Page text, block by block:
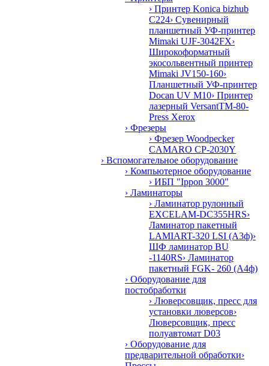
› Принтер Konica bizhub
C224› Сувенирный
планшетный УФ-принтер
Mimaki UJF-3042FX›
Широкоформатный
экосольвентный принтер
Mimaki JV150-160›
Планшетный УФ-принтер
Docan UV M10› Принтер
лазерный VersantTM-80-
Press Xerox
› Фрезеры
› Фрезер Woodpecker
CAMARO CP-2030Y
› Вспомогательное оборудование
› Компьютерное оборудование
› ИБП "Ippon 3000"
› Ламинаторы
› Ламинатор рулонный
EXCELAM-DC355HRS›
Ламинатор пакетный
LAMIART-320 LSI (А3ф)›
ШФ ламинатор BU
-1140RS› Ламинатор
пакетный FGK- 260 (А4ф)
› Оборудование для
постобработки
› Люверсовщик, пресс для
установки люверсов›
Люверсовщик, пресс
полуавтомат D03
› Оборудование для
предварительной обработки›